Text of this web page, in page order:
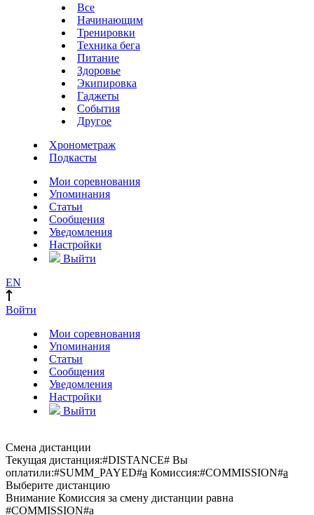
Все
Начинающим
Тренировки
Техника бега
Питание
Здоровье
Экипировка
Гаджеты
События
Другое
Хронометраж
Подкасты
Мои соревнования
Упоминания
Статьи
Сообщения
Уведомления
Настройки
Выйти
EN
Войти
Мои соревнования
Упоминания
Статьи
Сообщения
Уведомления
Настройки
Выйти
Смена дистанции
Текущая дистанция:#DISTANCE# Вы
оплатили:#SUMM_PAYED#a Комиссия:#COMMISSION#a
Выберите дистанцию
Внимание Комиссия за смену дистанции равна
#COMMISSION#a